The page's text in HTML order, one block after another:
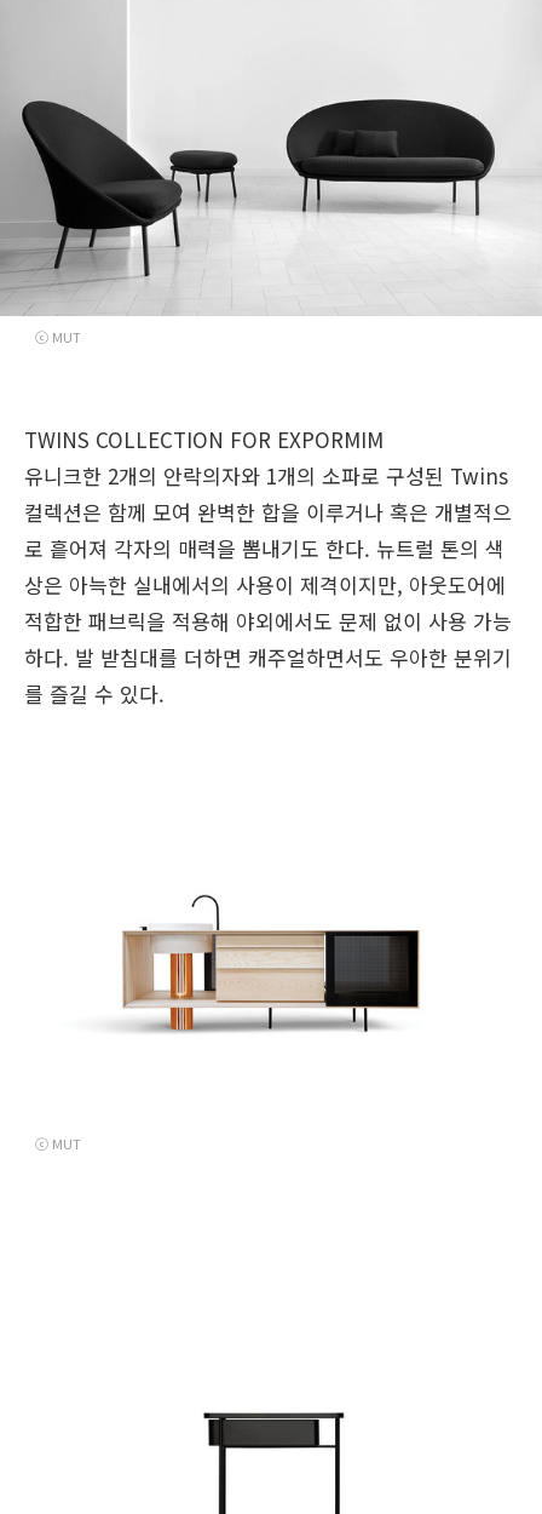
ⓒ MUT
TWINS COLLECTION FOR EXPORMIM
유니크한 2개의 안락의자와 1개의 소파로 구성된 Twins
컬렉션은 함께 모여 완벽한 합을 이루거나 혹은 개별적으
로 흩어져 각자의 매력을 뽐내기도 한다. 뉴트럴 톤의 색
상은 아늑한 실내에서의 사용이 제격이지만, 아웃도어에
적합한 패브릭을 적용해 야외에서도 문제 없이 사용 가능
하다. 발 받침대를 더하면 캐주얼하면서도 우아한 분위기
를 즐길 수 있다.
ⓒ MUT